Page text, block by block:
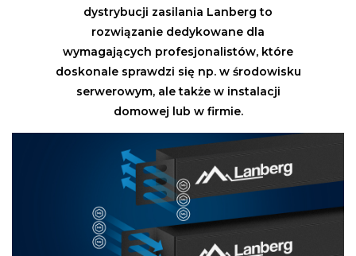
dystrybucji zasilania Lanberg to
rozwiązanie dedykowane dla
wymagających profesjonalistów, które
doskonale sprawdzi się np. w środowisku
serwerowym, ale także w instalacji
domowej lub w firmie.